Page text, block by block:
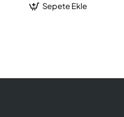
Sepete Ekle